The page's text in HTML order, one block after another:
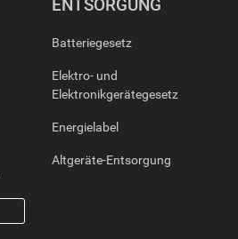
ENTSORGUNG
Batteriegesetz
Elektro- und
Elektronikgerätegesetz
Energielabel
Altgeräte-Entsorgung